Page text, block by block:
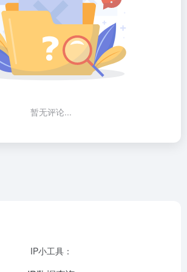
暂无评论...
IP小工具：